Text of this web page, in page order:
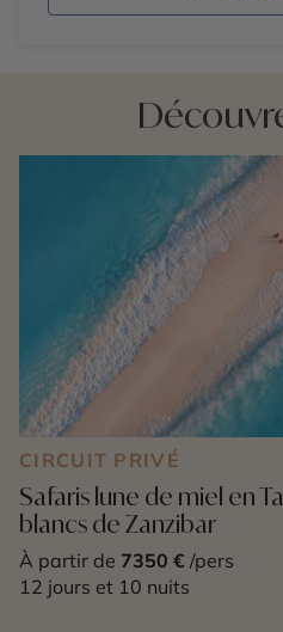
CIRCUIT PRIVÉ
Safaris lune de miel en
blancs de Zanzibar
À partir de 7350 € /pers
12 jours et 10 nuits